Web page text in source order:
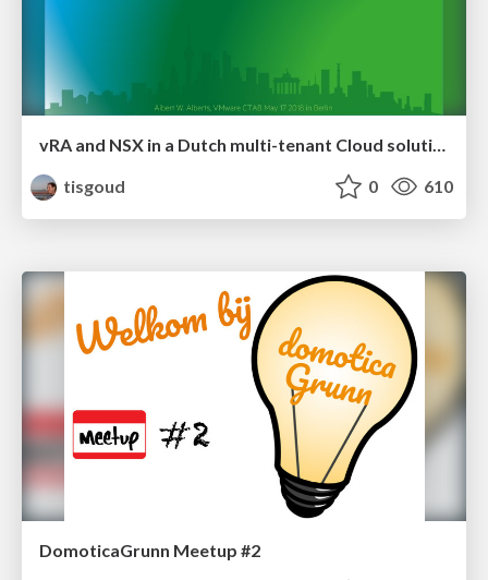
vRA and NSX in a Dutch multi-tenant Cloud solution
tisgoud
0 610
DomoticaGrunn Meetup #2